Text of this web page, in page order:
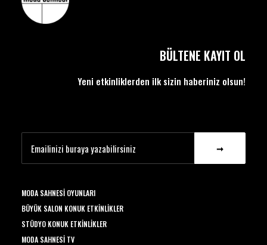
BÜLTENE KAYIT OL
Yeni etkinliklerden ilk sizin haberiniz olsun!
MODA SAHNESI OYUNLARI
BÜYÜK SALON KONUK ETKINLIKLER
STÜDYO KONUK ETKINLIKLER
MODA SAHNESI TV